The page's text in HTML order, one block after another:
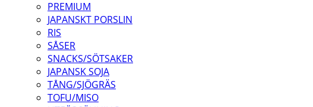
PREMIUM
JAPANSKT PORSLIN
RIS
SÅSER
SNACKS/SÖTSAKER
JAPANSK SOJA
TÅNG/SJÖGRÄS
TOFU/MISO